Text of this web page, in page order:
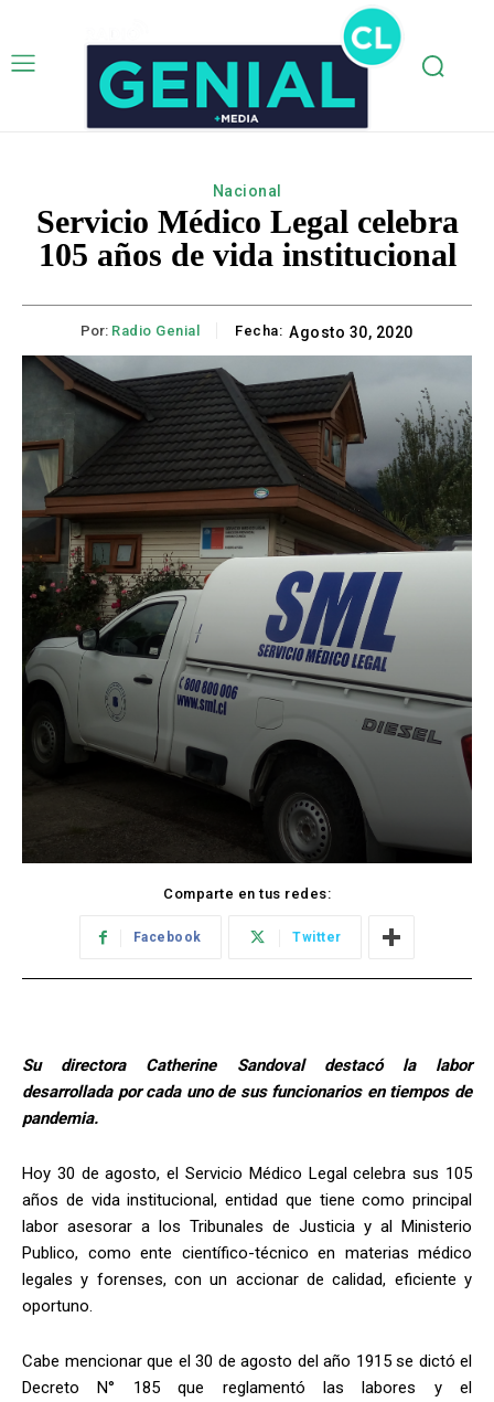
Nacional
Servicio Médico Legal celebra
105 años de vida institucional
Por: Radio Genial Fecha: Agosto 30, 2020
Comparte en tus redes:
Facebook Twitter
Su directora Catherine Sandoval destacó la labor
desarrollada por cada uno de sus funcionarios en tiempos de
pandemia.
Hoy 30 de agosto, el Servicio Médico Legal celebra sus 105
años de vida institucional, entidad que tiene como principal
labor asesorar a los Tribunales de Justicia y al Ministerio
Publico, como ente científico-técnico en materias médico
legales y forenses, con un accionar de calidad, eficiente y
oportuno.
Cabe mencionar que el 30 de agosto del año 1915 se dictó el
Decreto N° 185 que reglamentó las labores y el